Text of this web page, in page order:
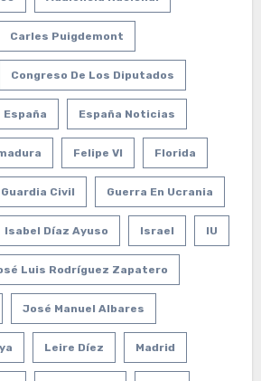
Carles Puigdemont
Congreso De Los Diputados
España España Noticias
Felipe VI Florida
Guardia Civil Guerra En Ucrania
Isabel Díaz Ayuso Israel IU
Luis Rodríguez Zapatero
José Manuel Albares
Leire Díez Madrid